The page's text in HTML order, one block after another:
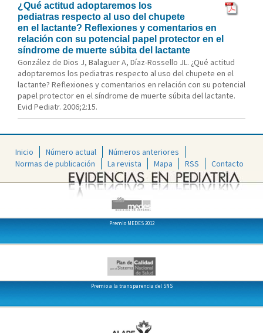
¿Qué actitud adoptaremos los
pediatras respecto al uso del chupete
en el lactante? Reflexiones y comentarios en
relación con su potencial papel protector en el
síndrome de muerte súbita del lactante
González de Dios J, Balaguer A, Díaz-Rossello JL. ¿Qué actitud
adoptaremos los pediatras respecto al uso del chupete en el
lactante? Reflexiones y comentarios en relación con su potencial
papel protector en el síndrome de muerte súbita del lactante.
Evid Pediatr. 2006;2:15.
Inicio Número actual
Números anteriores
Normas de publicación
La revista Mapa RSS Contacto
Premio MEDES 2012
Premio a la transparencia del SNS